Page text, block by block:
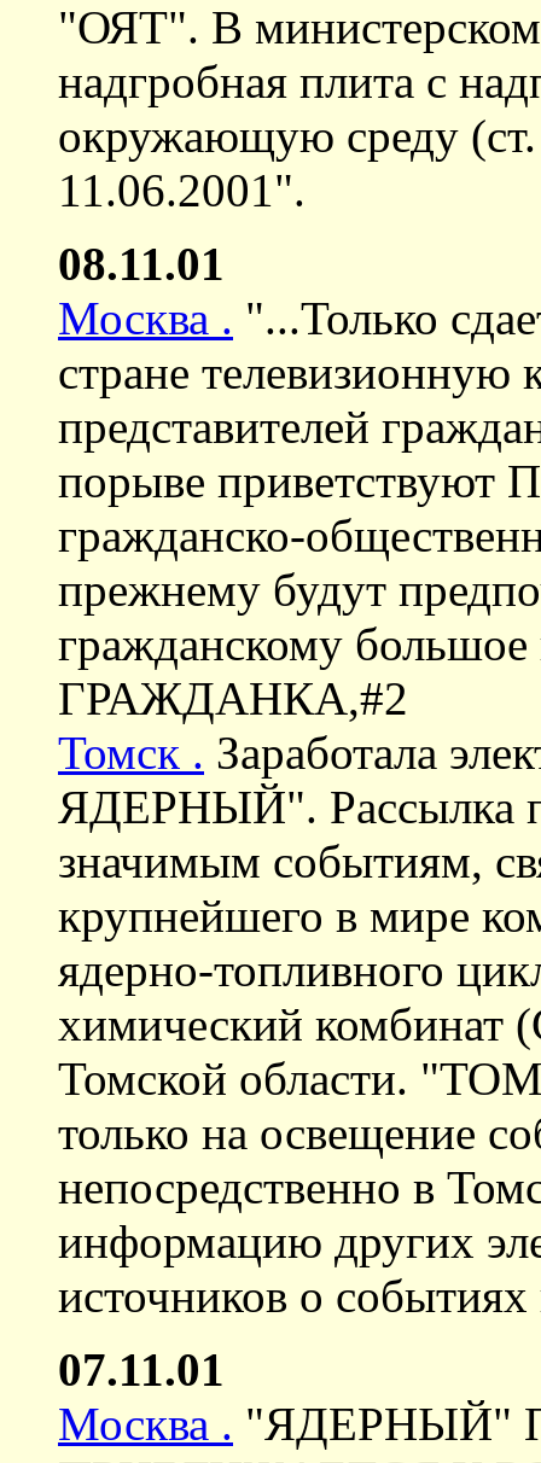
"ОЯТ". В министерском
надгробная плита с
окружающую среду
11.06.2001".
08.11.01
Москва . "...Только
стране телевизионную
представителей
порыве приветствуют
гражданско-
прежнему будут
гражданскому
ГРАЖДАНКА,#2
Томск . Заработала
ЯДЕРНЫЙ". Рассылка
значимым событиям,
крупнейшего в мире
ядерно-топливного
химический комбинат
Томской области.
только на освещение
непосредственно в
информацию других
источников о
07.11.01
Москва . "ЯДЕРНЫЙ"